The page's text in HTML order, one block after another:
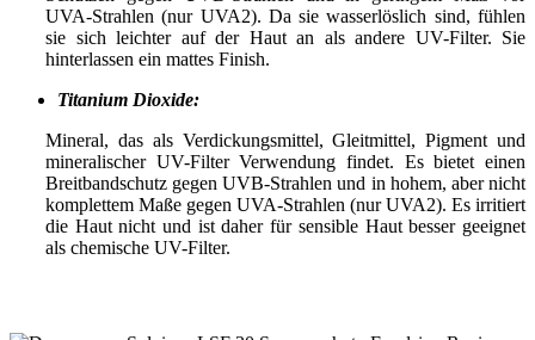
UVA-Strahlen (nur UVA2). Da sie wasserlöslich sind, fühlen
sie sich leichter auf der Haut an als andere UV-Filter. Sie
hinterlassen ein mattes Finish.
Titanium Dioxide:
Mineral, das als Verdickungsmittel, Gleitmittel, Pigment und
mineralischer UV-Filter Verwendung findet. Es bietet einen
Breitbandschutz gegen UVB-Strahlen und in hohem, aber nicht
komplettem Maße gegen UVA-Strahlen (nur UVA2). Es irritiert
die Haut nicht und ist daher für sensible Haut besser geeignet
als chemische UV-Filter.